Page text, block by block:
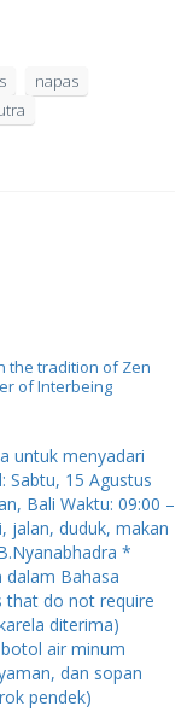
napas
the tradition of Zen
of Interbeing